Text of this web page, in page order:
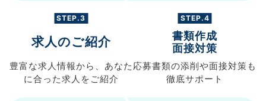
STEP.3
求人のご紹介
豊富な求人情報から、 あなた
に合った求人を ご紹介
STEP.4
書類作成
面接対策
応募書類の添削や面接対策も
徹底サポート